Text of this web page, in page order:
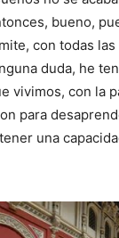
bueno,
con todas
duda, he
con la
para
una